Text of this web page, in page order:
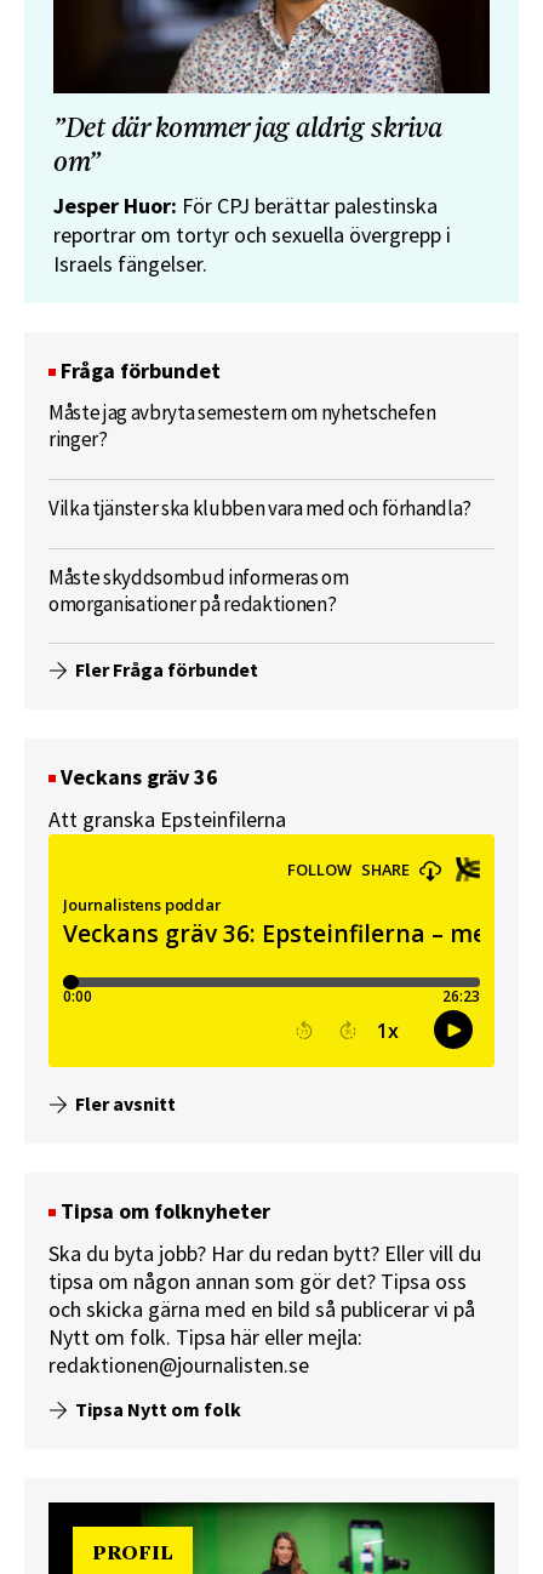
”Det där kommer jag aldrig skriva
om”
Jesper Huor: För CPJ berättar palestinska
reportrar om tortyr och sexuella övergrepp i
Israels fängelser.
Fråga förbundet
Måste jag avbryta semestern om nyhetschefen
ringer?
Vilka tjänster ska klubben vara med och förhandla?
Måste skyddsombud informeras om
omorganisationer på redaktionen?
Fler Fråga förbundet
Veckans gräv 36
Att granska Epsteinfilerna
Fler avsnitt
Tipsa om folknyheter
Ska du byta jobb? Har du redan bytt? Eller vill du
tipsa om någon annan som gör det? Tipsa oss
och skicka gärna med en bild så publicerar vi på
Nytt om folk. Tipsa här eller mejla:
redaktionen@journalisten.se
Tipsa Nytt om folk
PROFIL